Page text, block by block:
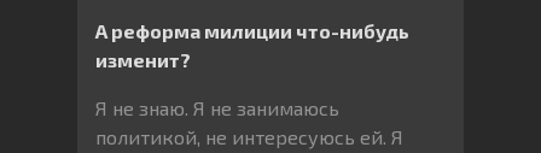
А реформа милиции что-нибудь
изменит?
Я не знаю. Я не занимаюсь
политикой, не интересуюсь ей. Я